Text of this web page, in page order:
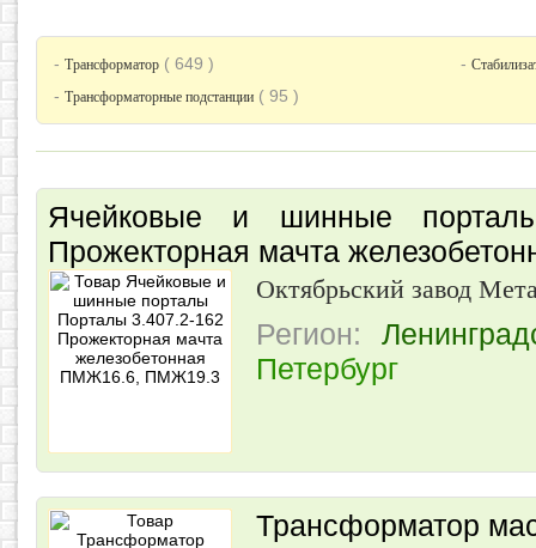
- Трансформатор ( 649 ) -
- Трансформаторные подстанции ( 95 )
Ячейковые и шинные
Прожекторная мачта
Октябрьский завод
Регион:
Петербург
Трансформатор